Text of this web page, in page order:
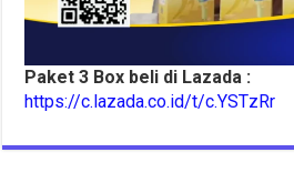
Paket 3 Box beli di Lazada :
https://c.lazada.co.id/t/c.YSTzRr